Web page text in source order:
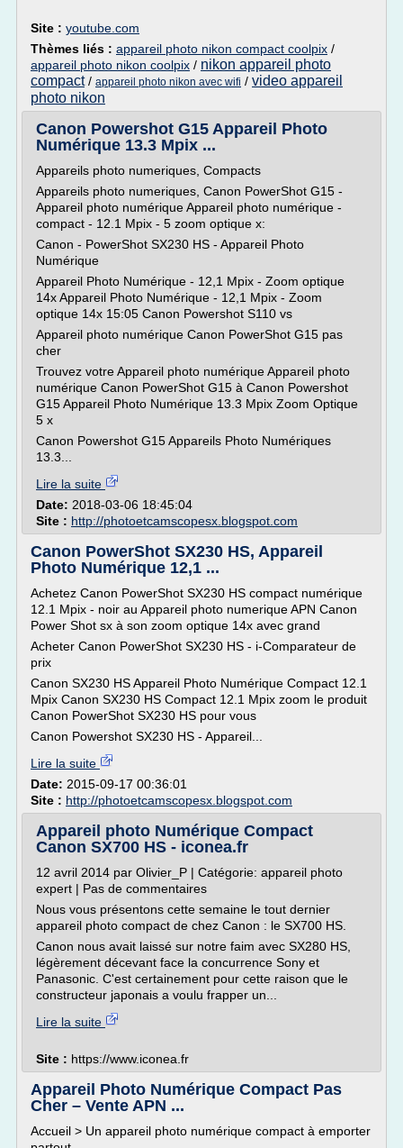
Site : youtube.com
Thèmes liés : appareil photo nikon compact coolpix /
appareil photo nikon coolpix / nikon appareil photo
compact/ appareil photo nikon avec wifi / video appareil
photo nikon
Canon Powershot G15 Appareil Photo
Numérique 13.3 Mpix ...
Appareils photo numeriques, Compacts
Appareils photo numeriques, Canon PowerShot G15 -
Appareil photo numérique Appareil photo numérique -
compact - 12.1 Mpix - 5 zoom optique x:
Canon - PowerShot SX230 HS - Appareil Photo
Numérique
Appareil Photo Numérique - 12,1 Mpix - Zoom optique
14x Appareil Photo Numérique - 12,1 Mpix - Zoom
optique 14x 15:05 Canon Powershot S110 vs
Appareil photo numérique Canon PowerShot G15 pas
cher
Trouvez votre Appareil photo numérique Appareil photo
numérique Canon PowerShot G15 à Canon Powershot
G15 Appareil Photo Numérique 13.3 Mpix Zoom Optique
5 x
Canon Powershot G15 Appareils Photo Numériques
13.3...
Lire la suite
Date: 2018-03-06 18:45:04
Site : http://photoetcamscopesx.blogspot.com
Canon PowerShot SX230 HS, Appareil
Photo Numérique 12,1 ...
Achetez Canon PowerShot SX230 HS compact numérique
12.1 Mpix - noir au Appareil photo numerique APN Canon
Power Shot sx à son zoom optique 14x avec grand
Acheter Canon PowerShot SX230 HS - i-Comparateur de
prix
Canon SX230 HS Appareil Photo Numérique Compact 12.1
Mpix Canon SX230 HS Compact 12.1 Mpix zoom le produit
Canon PowerShot SX230 HS pour vous
Canon Powershot SX230 HS - Appareil...
Lire la suite
Date: 2015-09-17 00:36:01
Site : http://photoetcamscopesx.blogspot.com
Appareil photo Numérique Compact
Canon SX700 HS - iconea.fr
12 avril 2014 par Olivier_P | Catégorie: appareil photo
expert | Pas de commentaires
Nous vous présentons cette semaine le tout dernier
appareil photo compact de chez Canon : le SX700 HS.
Canon nous avait laissé sur notre faim avec SX280 HS,
légèrement décevant face la concurrence Sony et
Panasonic. C'est certainement pour cette raison que le
constructeur japonais a voulu frapper un...
Lire la suite
Site : https://www.iconea.fr
Appareil Photo Numérique Compact Pas
Cher – Vente APN ...
Accueil > Un appareil photo numérique compact à emporter